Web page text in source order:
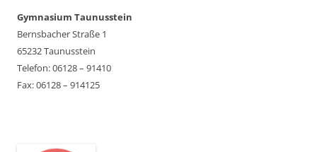
Gymnasium Taunusstein
Bernsbacher Straße 1
65232 Taunusstein
Telefon: 06128 – 91410
Fax: 06128 – 914125